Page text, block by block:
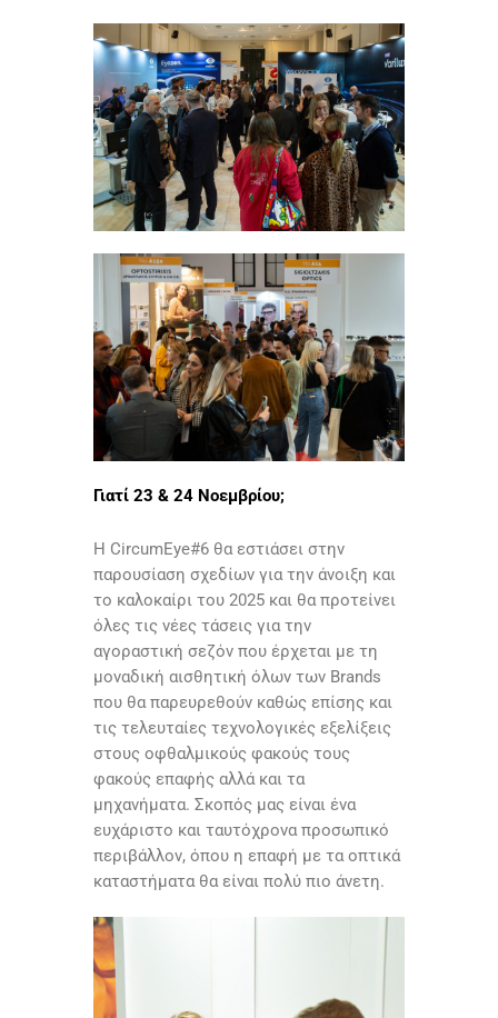
Γιατί 23 & 24 Νοεμβρίου;
Η CircumEye#6 θα εστιάσει στην
παρουσίαση σχεδίων για την άνοιξη και
το καλοκαίρι του 2025 και θα προτείνει
όλες τις νέες τάσεις για την
αγοραστική σεζόν που έρχεται με τη
μοναδική αισθητική όλων των Brands
που θα παρευρεθούν καθώς επίσης και
τις τελευταίες τεχνολoγικές εξελίξεις
στους οφθαλμικούς φακούς τους
φακούς επαφής αλλά και τα
μηχανήματα. Σκοπός μας είναι ένα
ευχάριστο και ταυτόχρονα προσωπικό
περιβάλλον, όπου η επαφή με τα οπτικά
καταστήματα θα είναι πολύ πιο άνετη.